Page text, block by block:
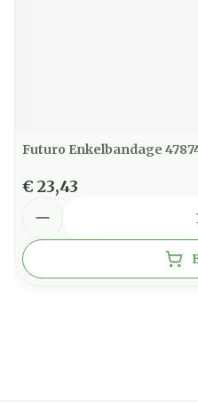
Futuro Enkelbandage
€ 23,43